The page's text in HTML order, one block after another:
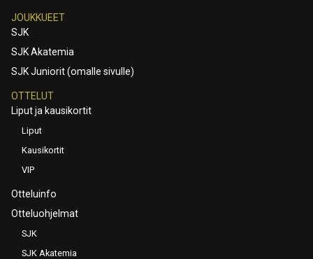
JOUKKUEET
SJK
SJK Akatemia
SJK Juniorit (omalle sivulle)
OTTELUT
Liput ja kausikortit
Liput
Kausikortit
VIP
Otteluinfo
Otteluohjelmat
SJK
SJK Akatemia